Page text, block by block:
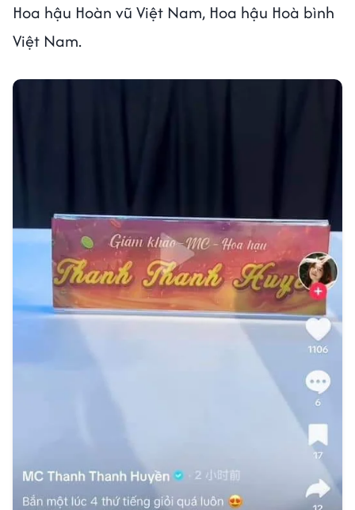
Hoa hậu Hoàn vũ Việt Nam, Hoa hậu Hoà bình
Việt Nam.